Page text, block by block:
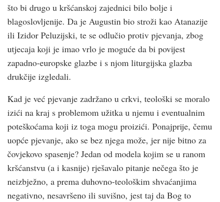
što bi drugo u krš­ćanskoj zajednici bilo bolje i
blagoslovljenije. Da je Augustin bio stroži kao Atanazije
ili Izidor Peluzijski, te se odlučio protiv pjevanja, zbog
utjecaja koji je imao vrlo je moguće da bi povijest
zapadno-europske glazbe i s njom liturgijska glazba
drukčije izgledali.
Kad je već pjevanje zadržano u crk­vi, teološki se moralo
izići na kraj s problemom užitka u njemu i eventualnim
poteškoćama koji iz toga mogu proizići. Ponajprije, čemu
uopće pjevanje, ako se bez njega može, jer nije bitno za
čovjekovo spasenje? Jedan od modela kojim se u ranom
krš­ćanstvu (a i kasnije) rješavalo pitanje nečega što je
neizbježno, a prema duhovno-teološkim shvaćanjima
negativno, nesavršeno ili suvišno, jest taj da Bog to